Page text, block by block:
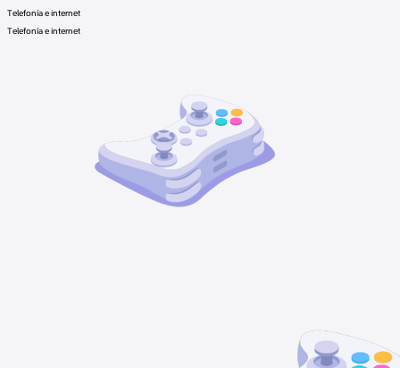
Telefonía e internet
Telefonía e internet